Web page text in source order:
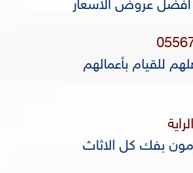
أفضل عروض الاسعار
للقيام بأعمالهم
بفك كل الاثاث